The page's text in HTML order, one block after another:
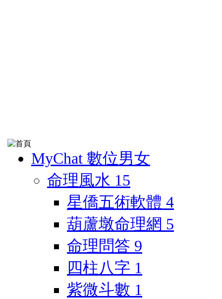
MyChat 數位男女
命理風水 15
星僑五術軟體 4
葫蘆墩命理網 5
命理問答 9
四柱八字 1
紫微斗數 1